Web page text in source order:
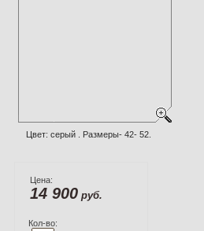
Цвет: серый . Размеры- 42- 52.
Цена:
14 900 руб.
Кол-во: